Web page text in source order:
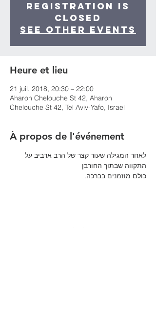
Registration is
Closed
See other events
Heure et lieu
21 juil. 2018, 20:30 – 22:00
Aharon Chelouche St 42, Aharon
Chelouche St 42, Tel Aviv-Yafo, Israel
À propos de l'événement
לאחר המגילה שעור קצר של הרב ארביב על
התקווה שבתוך החורבן
כולם מוזמנים בברכה.
Partager cet événement